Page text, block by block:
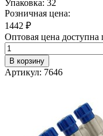
Упаковка: 32
Розничная цена:
1442 ₽
Оптовая цена доступна
В корзину
Артикул: 7646